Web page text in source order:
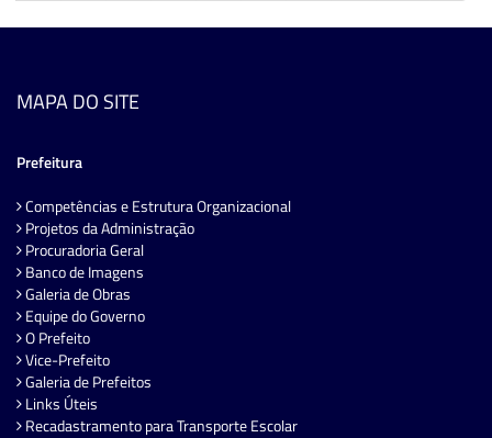
MAPA DO SITE
Prefeitura
Competências e Estrutura Organizacional
Projetos da Administração
Procuradoria Geral
Banco de Imagens
Galeria de Obras
Equipe do Governo
O Prefeito
Vice-Prefeito
Galeria de Prefeitos
Links Úteis
Recadastramento para Transporte Escolar